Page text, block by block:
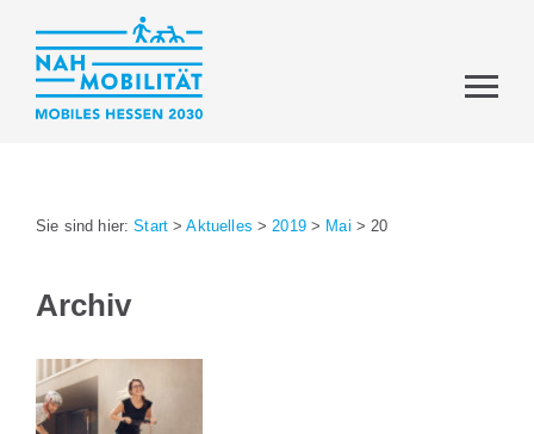
Sie sind hier:Start >Aktuelles >2019> Mai >20
Archiv